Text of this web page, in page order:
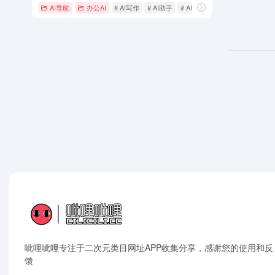
AI导航 办公AI # AI写作 # AI助手 # AI生成图片
呲哩呲哩专注于二次元类目网址APP收集分享，感谢您的使用和反
馈